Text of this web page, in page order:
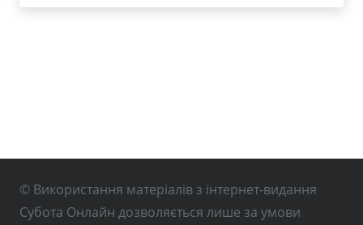
© Використання матеріалів з інтернет-видання
Субота Онлайн дозволяється лише за умови